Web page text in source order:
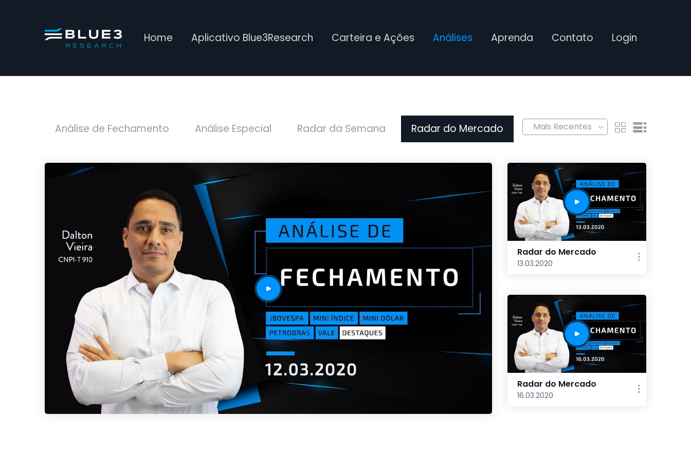
Home Aplicativo Blue3Research Carteira e Ações Análises Aprenda Contato Login
Análise de Fechamento Análise Especial Radar da Semana Radar do Mercado
Radar do Mercado
13.03.2020
Radar do Mercado
16.03.2020